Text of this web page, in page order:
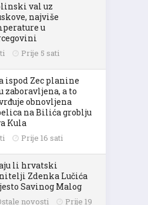
val uz
najviše
u
Prije 5 sati
ispod Zec planine
zaboravljena, a to
obnovljena
na Bilića groblju
Kula
Prije 16 sati
li hrvatski
Zdenka Lučića
Savinog Malog
novosti
Prije 19